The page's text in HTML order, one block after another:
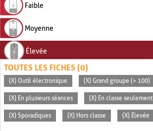
Faible
Moyenne
Élevée
TOUTES LES FICHES (0)
(X) Outil électronique (X) Grand groupe (> 100)
(X) En plusieurs séances (X) En classe seulement
(X) Sporadiques (X) Hors classe (X) Élevée